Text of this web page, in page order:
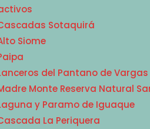
Sotaquirá
Siome
del Pantano de Vargas
Monte Reserva Natural
y Paramo de Iguaque
La Periquera